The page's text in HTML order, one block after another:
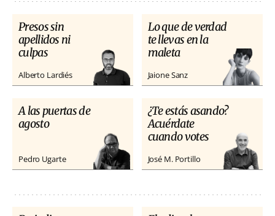
Presos sin
apellidos ni
culpas
Alberto Lardiés
Lo que de verdad
te llevas en la
maleta
Jaione Sanz
A las puertas de
agosto
Pedro Ugarte
¿Te estás asando?
Acuérdate
cuando votes
José M. Portillo